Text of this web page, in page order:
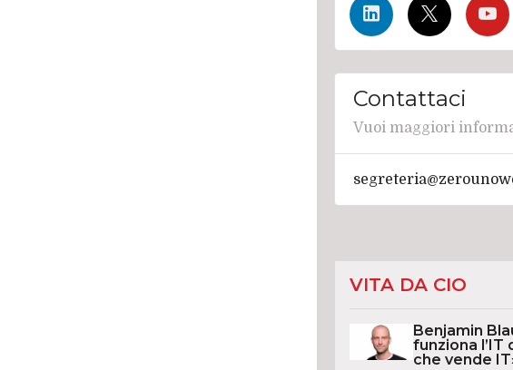
Contattaci
Vuoi maggiori
VITA DA CIO
Benjamin
funziona l’IT
che vende